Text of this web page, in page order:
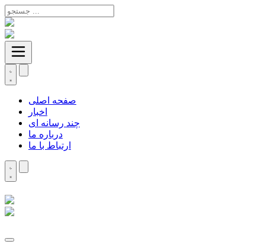
صفحه اصلی
اخبار
چند رسانه ای
درباره ما
ارتباط با ما